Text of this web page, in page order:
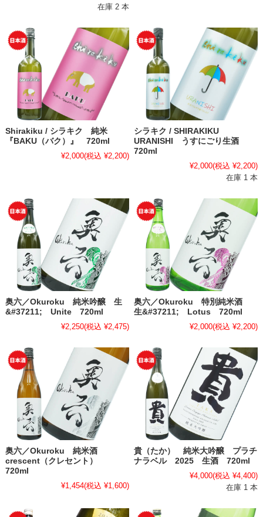
在庫 2 本
Shirakiku / シラキク 純米
『BAKU（バク）』 720ml
¥2,000(税込 ¥2,200)
シラキク / SHIRAKIKU
URANISHI うすにごり生酒
720ml
¥2,000(税込 ¥2,200)
在庫 1 本
奥六／Okuroku 純米吟醸 生
&#37211; Unite 720ml
¥2,250(税込 ¥2,475)
奥六／Okuroku 特別純米酒
生&#37211; Lotus 720ml
¥2,000(税込 ¥2,200)
奥六／Okuroku 純米酒
crescent（クレセント）
720ml
¥1,454(税込 ¥1,600)
貴（たか） 純米大吟醸 プラチ
ナラベル 2025 生酒 720ml
¥4,000(税込 ¥4,400)
在庫 1 本